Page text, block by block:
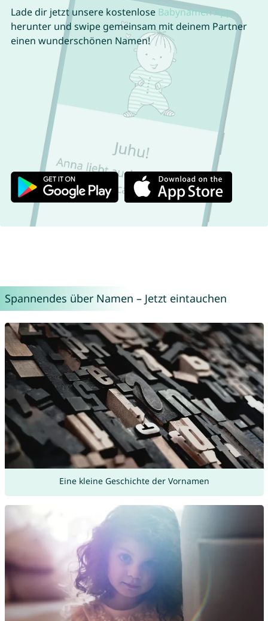
Lade dir jetzt unsere kostenlose Babynamen App
herunter und swipe gemeinsam mit deinem Partner
einen wunderschönen Namen!
Spannendes über Namen – Jetzt eintauchen
Eine kleine Geschichte der Vornamen